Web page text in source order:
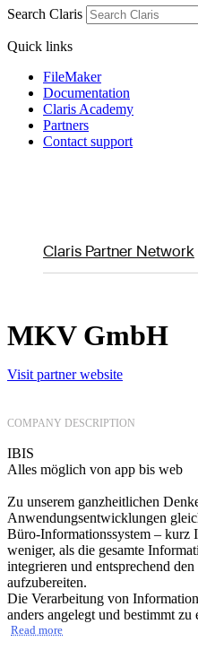
Search Claris
Quick links
FileMaker
Documentation
Claris Academy
Partners
Contact support
Claris Partner Network
MKV GmbH
Visit partner website
COMPANY DESCRIPTION
IBIS
Alles möglich von app bis web
Zu unserem ganzheitlichen
Anwendungsentwicklungen
Büro-Informationssystem – kurz
weniger, als die gesamte
integrieren und entsprechend
aufzubereiten.
Die Verarbeitung von
anders angelegt und bestimmt
Charakter des Betriebs. Und das
Read more